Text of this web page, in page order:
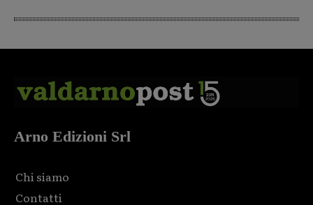
Arno Edizioni Srl
Chi siamo
Contatti